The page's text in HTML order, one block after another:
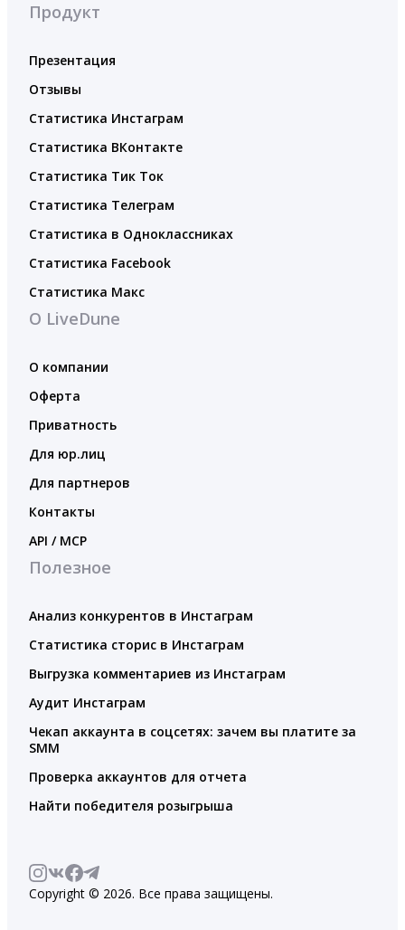
Продукт
Презентация
Отзывы
Статистика Инстаграм
Статистика ВКонтакте
Статистика Тик Ток
Статистика Телеграм
Статистика в Одноклассниках
Статистика Facebook
Статистика Макс
О LiveDune
О компании
Оферта
Приватность
Для юр.лиц
Для партнеров
Контакты
API / MCP
Полезное
Анализ конкурентов в Инстаграм
Статистика сторис в Инстаграм
Выгрузка комментариев из Инстаграм
Аудит Инстаграм
Чекап аккаунта в соцсетях: зачем вы платите за
SMM
Проверка аккаунтов для отчета
Найти победителя розыгрыша
Copyright © 2026. Все права защищены.